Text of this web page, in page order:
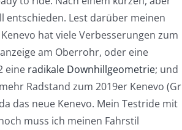
entschieden. Lest darüber meinen
hat viele Verbesserungen zum
am Oberrohr, oder eine
eine radikale Downhillgeometrie; und
Radstand zum 2019er Kenevo (Gr
das neue Kenevo. Mein Testride mit
muss ich meinen Fahrstil